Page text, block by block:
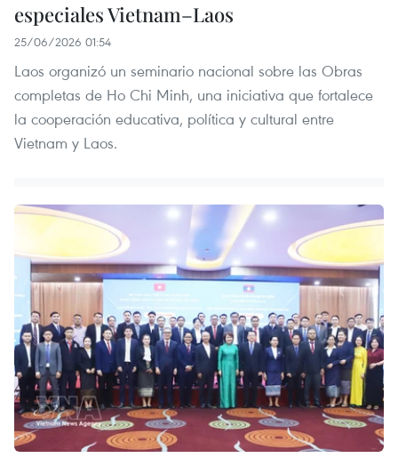
especiales Vietnam–Laos
25/06/2026 01:54
Laos organizó un seminario nacional sobre las Obras
completas de Ho Chi Minh, una iniciativa que fortalece
la cooperación educativa, política y cultural entre
Vietnam y Laos.